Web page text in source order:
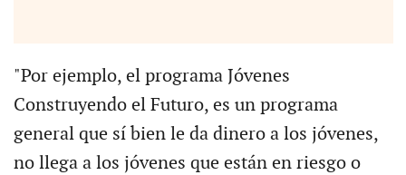
"Por ejemplo, el programa Jóvenes
Construyendo el Futuro, es un programa
general que sí bien le da dinero a los jóvenes,
no llega a los jóvenes que están en riesgo o